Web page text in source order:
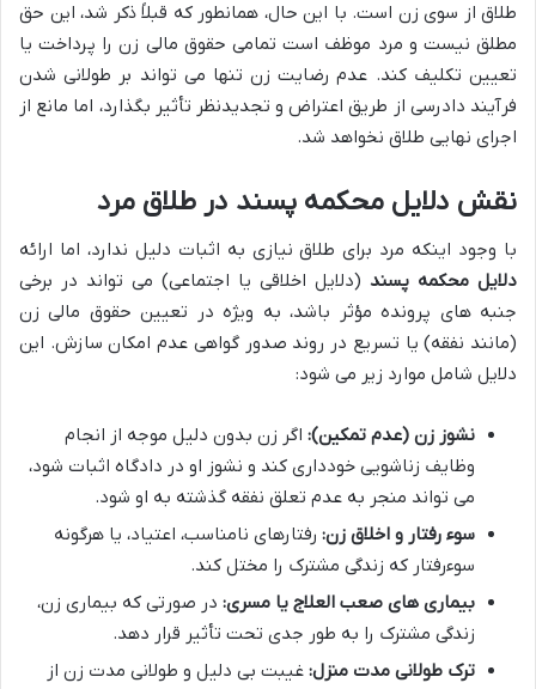
طلاق از سوی زن است. با این حال، همانطور که قبلاً ذکر شد، این حق
مطلق نیست و مرد موظف است تمامی حقوق مالی زن را پرداخت یا
تعیین تکلیف کند. عدم رضایت زن تنها می تواند بر طولانی شدن
فرآیند دادرسی از طریق اعتراض و تجدیدنظر تأثیر بگذارد، اما مانع از
اجرای نهایی طلاق نخواهد شد.
نقش دلایل محکمه پسند در طلاق مرد
با وجود اینکه مرد برای طلاق نیازی به اثبات دلیل ندارد، اما ارائه
دلایل محکمه پسند (دلایل اخلاقی یا اجتماعی) می تواند در برخی
جنبه های پرونده مؤثر باشد، به ویژه در تعیین حقوق مالی زن
(مانند نفقه) یا تسریع در روند صدور گواهی عدم امکان سازش. این
دلایل شامل موارد زیر می شود:
نشوز زن (عدم تمکین): اگر زن بدون دلیل موجه از انجام
وظایف زناشویی خودداری کند و نشوز او در دادگاه اثبات شود،
می تواند منجر به عدم تعلق نفقه گذشته به او شود.
سوء رفتار و اخلاق زن: رفتارهای نامناسب، اعتیاد، یا هرگونه
سوءرفتار که زندگی مشترک را مختل کند.
بیماری های صعب العلاج یا مسری: در صورتی که بیماری زن،
زندگی مشترک را به طور جدی تحت تأثیر قرار دهد.
ترک طولانی مدت منزل: غیبت بی دلیل و طولانی مدت زن از